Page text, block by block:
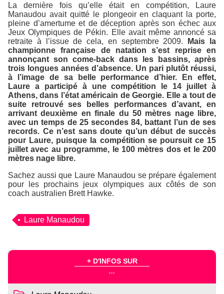
La dernière fois qu’elle était en compétition, Laure
Manaudou avait quitté le plongeoir en claquant la porte,
pleine d’amertume et de déception après son échec aux
Jeux Olympiques de Pékin. Elle avait même annoncé sa
retraite à l’issue de cela, en septembre 2009.
Mais la
championne française de natation s’est reprise en
annonçant son come-back dans les bassins, après
trois longues années d’absence. Un pari plutôt réussi,
à l’image de sa belle performance d’hier. En effet,
Laure a participé à une compétition le 14 juillet à
Athens, dans l’état américain de Georgie. Elle a tout de
suite retrouvé ses belles performances d’avant, en
arrivant deuxième en finale du 50 mètres nage libre,
avec un temps de 25 secondes 84, battant l’un de ses
records. Ce n’est sans doute qu’un début de succès
pour Laure, puisque la compétition se poursuit ce 15
juillet avec au programme, le 100 mètres dos et le 200
mètres nage libre.
Sachez aussi que Laure Manaudou se prépare également
pour les prochains jeux olympiques aux côtés de son
coach australien Brett Hawke.
Laure Manaudou
+ D'INFOS SUR
...